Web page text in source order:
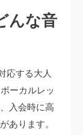
んな音
応する大人
ーカルレッ
入会時に高
あります。